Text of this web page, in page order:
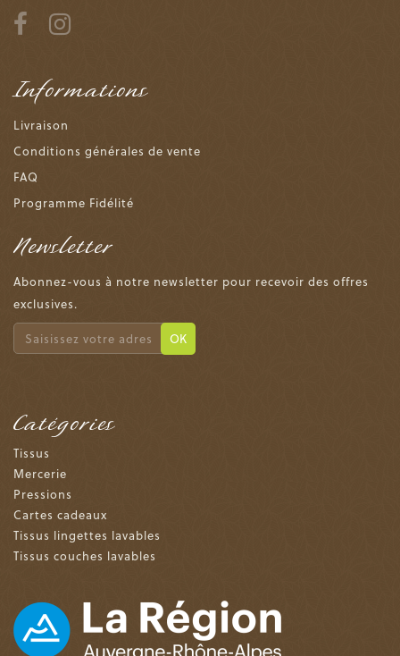
Informations
Livraison
Conditions générales de vente
FAQ
Programme Fidélité
Newsletter
Abonnez-vous à notre newsletter pour recevoir des offres
exclusives.
OK
Catégories
Tissus
Mercerie
Pressions
Cartes cadeaux
Tissus lingettes lavables
Tissus couches lavables